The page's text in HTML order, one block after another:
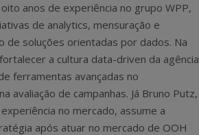
anos de experiência no grupo WPP,
de analytics, mensuração e
de soluções orientadas por dados. Na
a cultura data-driven da agência
ferramentas avançadas no
avaliação de campanhas. Já Bruno Putz,
no mercado, assume a
após atuar no mercado de OOH